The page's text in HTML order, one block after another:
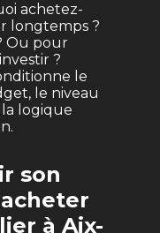
achetez-
longtemps ?
Ou pour
?
le
le niveau
logique
son
à Aix-